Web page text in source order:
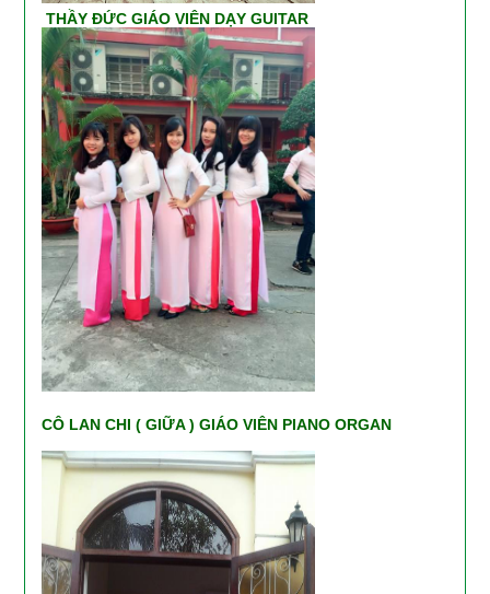
THẦY ĐỨC GIÁO VIÊN DẠY GUITAR
CÔ LAN CHI ( GIỮA ) GIÁO VIÊN PIANO ORGAN